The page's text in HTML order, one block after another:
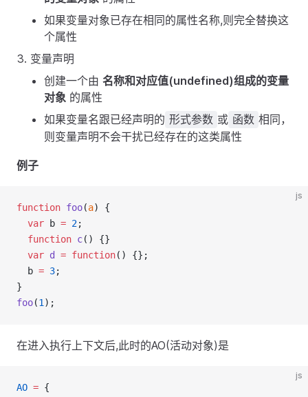
如果变量对象已存在相同的属性名称,则完全替换这
个属性
变量声明
创建一个由 名称和对应值(undefined)组成的变量
对象 的属性
如果变量名跟已经声明的 形式参数 或 函数 相同，
则变量声明不会干扰已经存在的这类属性
例子
js
function foo(a) {
var b = 2;
function c() {}
var d = function() {};
  b
= 3;
}
foo(1 );
在进入执行上下文后,此时的AO(活动对象)是
js
AO = {